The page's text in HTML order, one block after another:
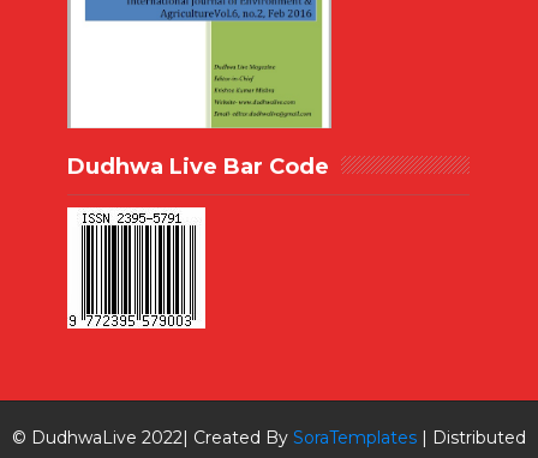
Dudhwa Live Bar Code
© DudhwaLive 2022| Created By SoraTemplates| Distributed